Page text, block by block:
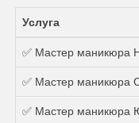
Услуга
✅ Мастер маникюра
✅ Мастер маникюра
✅ Мастер маникюра